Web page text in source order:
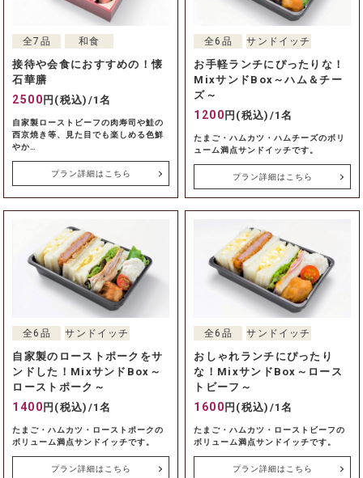
全7品 和食
接待や会食におすすめの！懐
石華膳
2500 円(税込)/1名
自家製ローストビーフの肉寿司や鮭の
西京焼き等、見た目でも楽しめる色鮮
やか…
プラン詳細はこちら
全6品 サンドイッチ
お手軽ランチにぴったりな！
MixサンドBox～ハム＆チー
ズ～
1200 円(税込)/1名
たまご・ハムカツ・ハムチーズのボリ
ューム満点サンドイッチです。
プラン詳細はこちら
全6品 サンドイッチ
自家製のローストポークをサ
ンドした！MixサンドBox～
ローストポーク～
1400円(税込)/1名
たまご・ハムカツ・ローストポークの
ボリューム満点サンドイッチです。
プラン詳細はこちら
全6品 サンドイッチ
おしゃれランチにぴったり
な！MixサンドBox～ロース
トビーフ～
1600円(税込)/1名
たまご・ハムカツ・ローストビーフの
ボリューム満点サンドイッチです。
プラン詳細はこちら